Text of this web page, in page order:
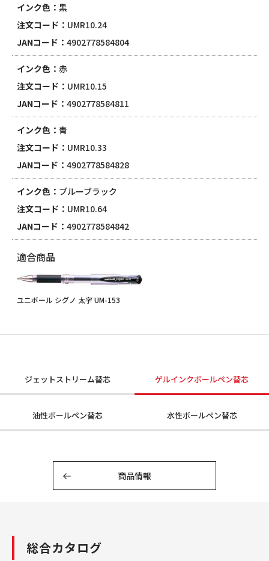
インク色
黒
注文コード
UMR10.24
JANコード
4902778584804
インク色
赤
注文コード
UMR10.15
JANコード
4902778584811
インク色
青
注文コード
UMR10.33
JANコード
4902778584828
インク色
ブルーブラック
注文コード
UMR10.64
JANコード
4902778584842
適合商品
ユニボール シグノ 太字 UM-153
ジェットストリーム替芯 ゲルインクボールペン替芯
油性ボールペン替芯 水性ボールペン替芯
商品情報
総合カタログ